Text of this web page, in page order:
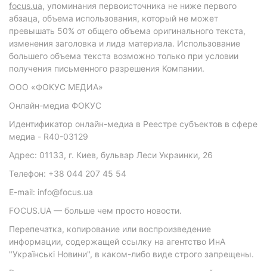
focus.ua, упоминания первоисточника не ниже первого
абзаца, объема использования, который не может
превышать 50% от общего объема оригинального текста,
изменения заголовка и лида материала. Использование
большего объема текста возможно только при условии
получения письменного разрешения Компании.
ООО «ФОКУС МЕДИА»
Онлайн-медиа ФОКУС
Идентификатор онлайн-медиа в Реестре субъектов в сфере
медиа - R40-03129
Адрес: 01133, г. Киев, бульвар Леси Украинки, 26
Телефон: +38 044 207 45 54
E-mail: info@focus.ua
FOCUS.UA — больше чем просто новости.
Перепечатка, копирование или воспроизведение
информации, содержащей ссылку на агентство ИнА
"Українські Новини", в каком-либо виде строго запрещены.